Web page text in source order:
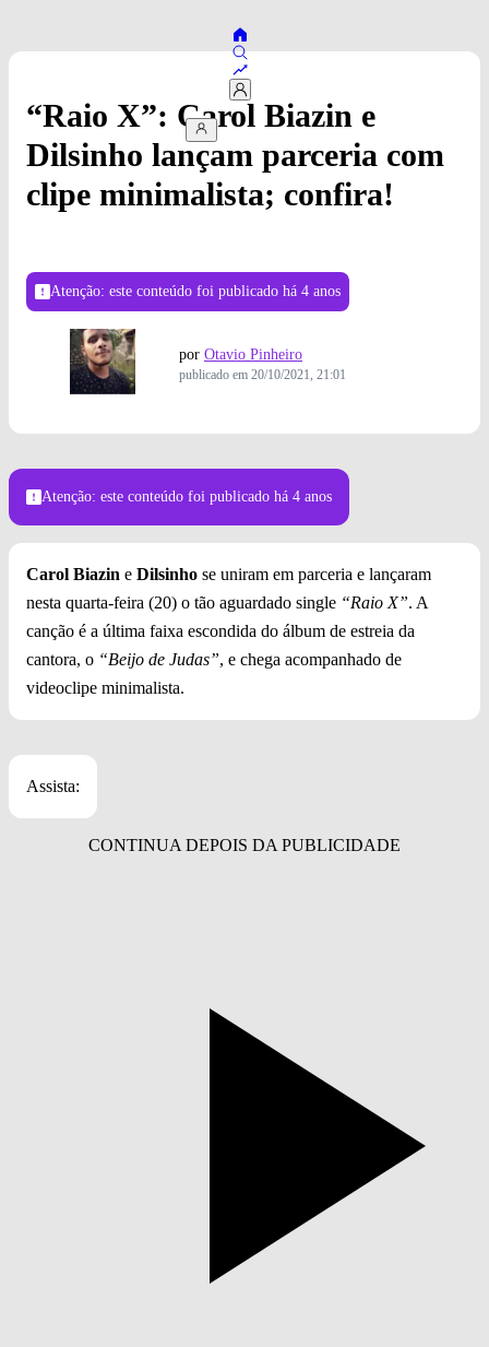
“Raio X”: Carol Biazin e
Dilsinho lançam parceria com
clipe minimalista; confira!
Atenção: este conteúdo foi publicado há 4 anos
por Otavio Pinheiro
publicado em 20/10/2021, 21:01
Atenção: este conteúdo foi publicado há 4 anos
Carol Biazin e Dilsinho se uniram em parceria e lançaram
nesta quarta-feira (20) o tão aguardado single “Raio X”. A
canção é a última faixa escondida do álbum de estreia da
cantora, o “Beijo de Judas”, e chega acompanhado de
videoclipe minimalista.
Assista: